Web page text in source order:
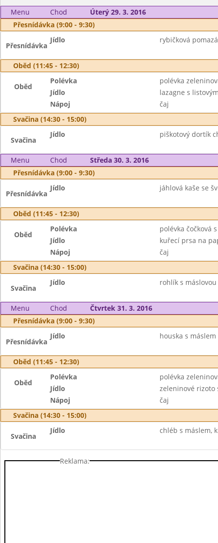
Menu Chod
Úterý 29. 3. 2016
Přesnídávka (9:00 - 9:30)
Přesnídávka
Jídlo rybičková
Oběd (11:45 - 12:30)
Oběd
Polévka
polévka
Jídlo
lazagne s
Nápoj
čaj
Svačina (14:30 - 15:00)
Svačina
Jídlo piškotový dortík
Menu Chod
Středa 30. 3. 2016
Přesnídávka (9:00 - 9:30)
Přesnídávka
Jídlo jáhlová kaše se
Oběd (11:45 - 12:30)
Oběd
Polévka
polévka čočková
Jídlo
kuřecí prsa na
Nápoj
čaj
Svačina (14:30 - 15:00)
Svačina
Jídlo rohlík s
Menu Chod
Čtvrtek 31. 3. 2016
Přesnídávka (9:00 - 9:30)
Přesnídávka
Jídlo houska s
Oběd (11:45 - 12:30)
Oběd
Polévka
polévka
Jídlo
zeleninové rizoto
Nápoj
čaj
Svačina (14:30 - 15:00)
Svačina
Jídlo chléb s máslem,
Reklama: